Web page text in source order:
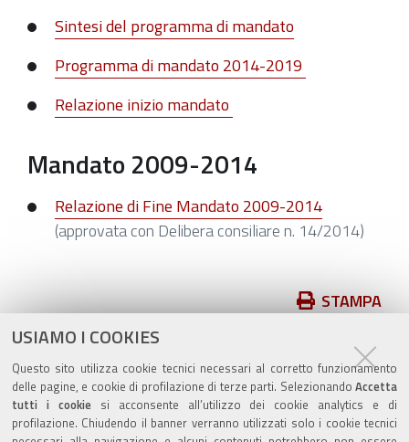
USIAMO I COOKIES
Questo sito utilizza cookie tecnici necessari al corretto funzionamento
delle pagine, e cookie di profilazione di terze parti. Selezionando Accetta
tutti i cookiesi acconsente all’utilizzo dei cookie analytics e di
profilazione. Chiudendo il banner verranno utilizzati solo i cookie tecnici
Sintesi del programma di mandato
Programma di mandato 2014-2019
Relazione inizio mandato
Mandato 2009-2014
Relazione di Fine Mandato 2009-2014
(approvata con Delibera consiliare n. 14/2014)
documento
STAMPA
pubblicato il15/04/2019
ultima modifica06/09/2024